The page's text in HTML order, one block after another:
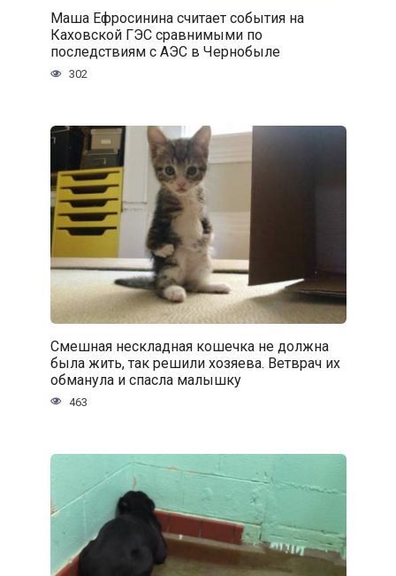
Маша Ефросинина считает события на
Каховской ГЭС сравнимыми по
последствиям с АЭС в Чернобыле
302
Смешная нескладная кошечка не должна
была жить, так решили хозяева. Ветврач их
обманула и спасла малышку
463